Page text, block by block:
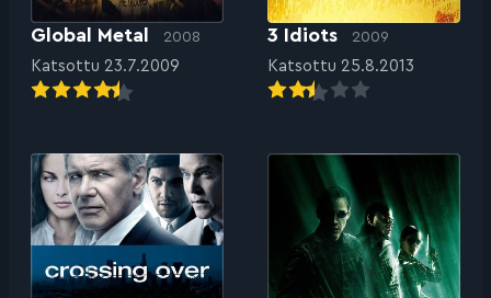
Global Metal 2008
Katsottu 23.7.2009
3 Idiots 2009
Katsottu 25.8.2013